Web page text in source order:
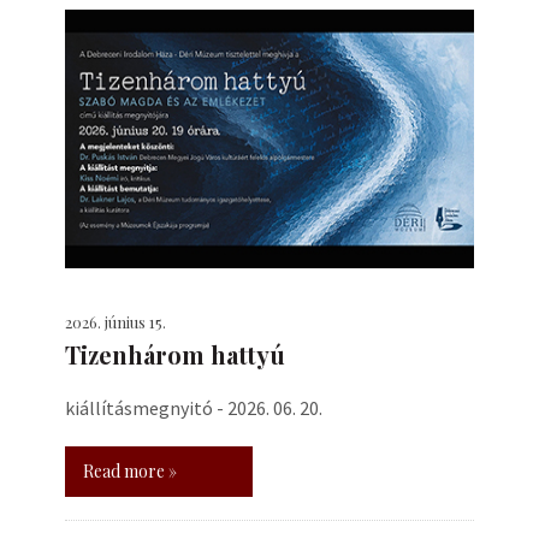
2026. június 15.
Tizenhárom hattyú
kiállításmegnyitó - 2026. 06. 20.
Read more »